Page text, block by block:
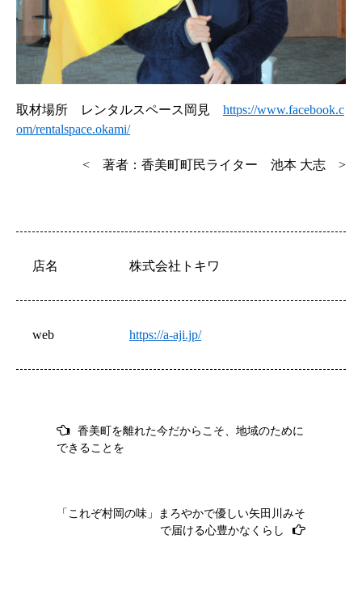
取材場所 レンタルスペース岡見 https://www.facebook.c
om/rentalspace.okami/
< 著者：香美町町民ライター 池本 大志 >
店名 株式会社トキワ
web https://a-aji.jp/
香美町を離れた今だからこそ、地域のために
できることを
「これぞ村岡の味」まろやかで優しい矢田川みそ
で届ける心豊かなくらし